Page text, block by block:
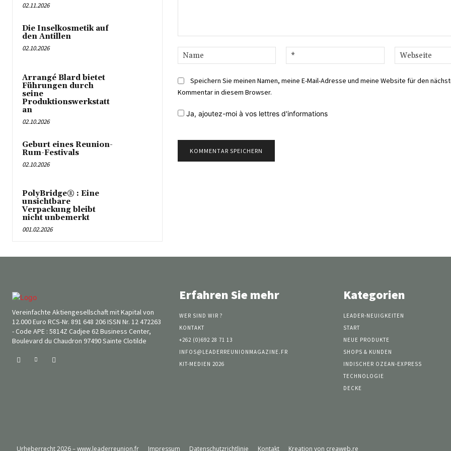
02.11.2026
Die Inselkosmetik auf
den Antillen
02.10.2026
Arrangé Blard bietet
Führungen durch
seine
Produktionswerkstatt
an
02.10.2026
Geburt eines Reunion-
Rum-Festivals
02.10.2026
PolyBridge® : Eine
unsichtbare
Verpackung bleibt
nicht unbemerkt
001.02.2026
Name:*
Mail:*
Speichern Sie meinen Namen, meine E-Mail-Adresse und meine Website für den
Kommentar in diesem Browser.
Ja, ajoutez-moi à vos lettres d'informations
Vereinfachte Aktiengesellschaft mit Kapital von
12.000 Euro RCS-Nr. 891 648 206 ISSN Nr. 12 472263
- Code APE : 5814Z Cadjee 62 Business Center,
Boulevard du Chaudron 97490 Sainte Clotilde
Erfahren Sie mehr
WER SIND WIR ?
KONTAKT
+262 (0)692 28 71 13
INFOS@LEADERREUNIONMAGAZINE.FR
KIT-MEDIEN 2026
Kategorien
LEADER-NEUIGKEITEN
START
NEUE PRODUKTE
SHOPS & KUNDEN
INDISCHER OZEAN-EXPRESS
TECHNOLOGIE
DECKE
Urheberrecht 2026 – www.leaderreunion.fr Impressum Datenschutzrichtlinie Kontakt Kreation von creaweb.re